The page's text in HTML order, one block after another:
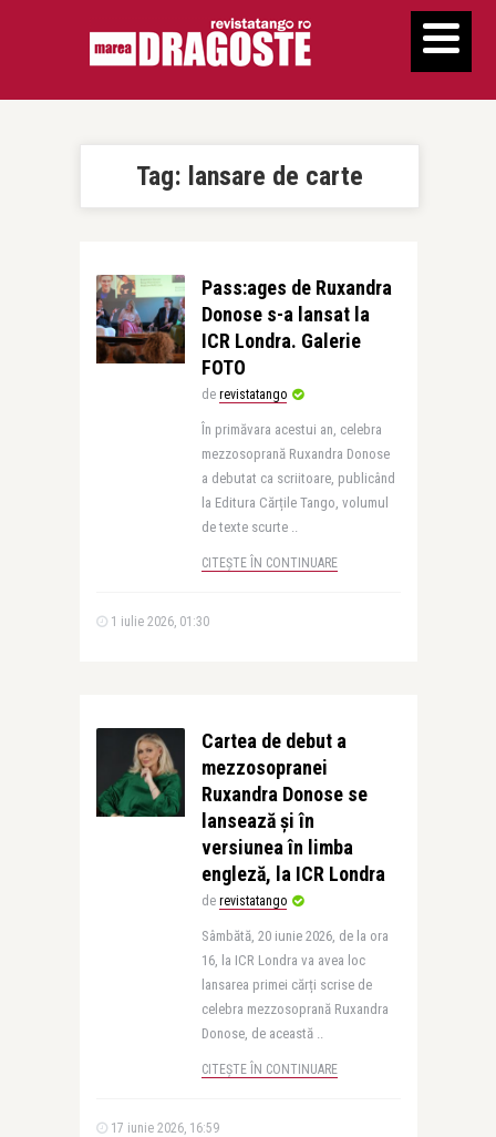
Tag: lansare de carte
Pass:ages de Ruxandra
Donose s-a lansat la
ICR Londra. Galerie
FOTO
de revistatango
În primăvara acestui an, celebra
mezzosoprană Ruxandra Donose
a debutat ca scriitoare, publicând
la Editura Cărțile Tango, volumul
de texte scurte ..
CITEȘTE ÎN CONTINUARE
1 iulie 2026, 01:30
Cartea de debut a
mezzosopranei
Ruxandra Donose se
lansează și în
versiunea în limba
engleză, la ICR Londra
de revistatango
Sâmbătă, 20 iunie 2026, de la ora
16, la ICR Londra va avea loc
lansarea primei cărți scrise de
celebra mezzosoprană Ruxandra
Donose, de această ..
CITEȘTE ÎN CONTINUARE
17 iunie 2026, 16:59